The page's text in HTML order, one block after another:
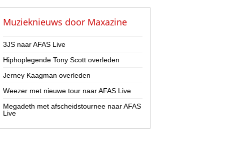
Muzieknieuws door Maxazine
3JS naar AFAS Live
Hiphoplegende Tony Scott overleden
Jerney Kaagman overleden
Weezer met nieuwe tour naar AFAS Live
Megadeth met afscheidstournee naar AFAS
Live